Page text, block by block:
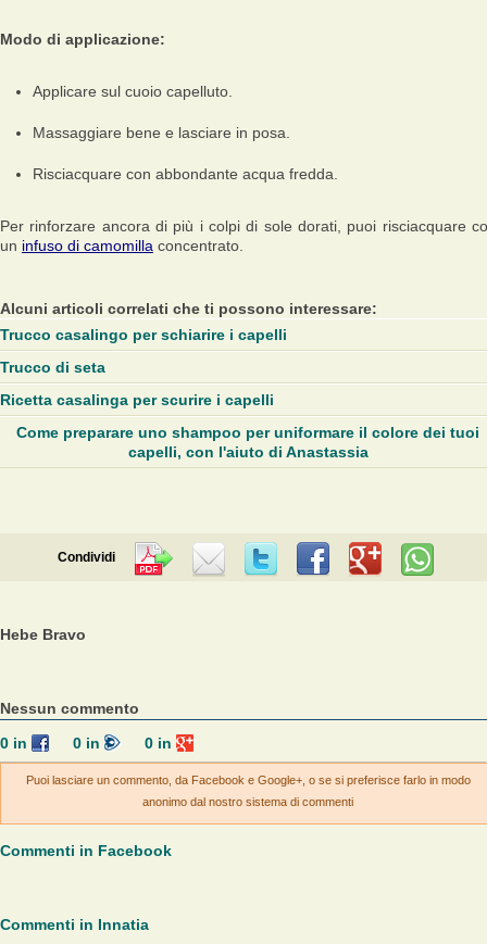
Modo di applicazione:
Applicare sul cuoio capelluto.
Massaggiare bene e lasciare in posa.
Risciacquare con abbondante acqua fredda.
Per rinforzare ancora di più i colpi di sole dorati, puoi risciacquare
un infuso di camomilla concentrato.
Alcuni articoli correlati che ti possono interessare:
Trucco casalingo per schiarire i capelli
Trucco di seta
Ricetta casalinga per scurire i capelli
Come preparare uno shampoo per uniformare il colore dei tuoi
capelli, con l'aiuto di Anastassia
Condividi
Hebe Bravo
Nessun commento
0in 0in 0 in
Puoi lasciare un commento, da Facebook e Google+, o se si preferisce farlo in modo
anonimo dal nostro sistema di commenti
Commenti in Facebook
Commenti in Innatia